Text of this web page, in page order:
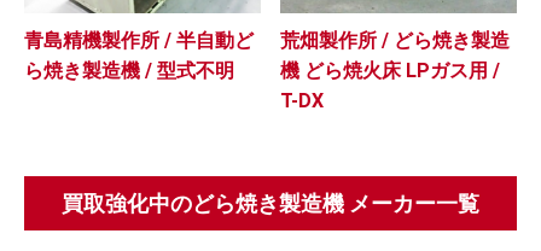
青島精機製作所 / 半自動ど
ら焼き製造機 / 型式不明
荒畑製作所 / どら焼き製造
機 どら焼火床 LPガス用 /
T-DX
買取強化中のどら焼き製造機 メーカー一覧